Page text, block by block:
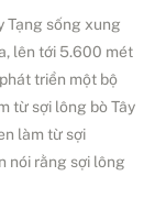
Tạng sống xung
lên tới 5.600 mét
triển một bộ
từ sợi lông bò Tây
làm từ sợi
nói rằng sợi lông